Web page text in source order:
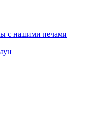
с нашими печами